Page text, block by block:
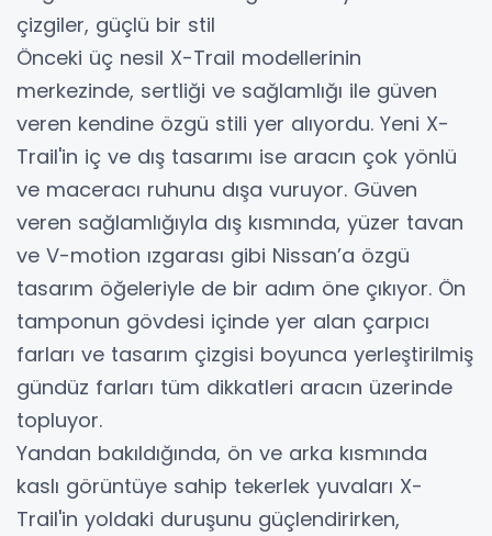
çizgiler, güçlü bir stil
Önceki üç nesil X-Trail modellerinin
merkezinde, sertliği ve sağlamlığı ile güven
veren kendine özgü stili yer alıyordu. Yeni X-
Trail'in iç ve dış tasarımı ise aracın çok yönlü
ve maceracı ruhunu dışa vuruyor. Güven
veren sağlamlığıyla dış kısmında, yüzer tavan
ve V-motion ızgarası gibi Nissan’a özgü
tasarım öğeleriyle de bir adım öne çıkıyor. Ön
tamponun gövdesi içinde yer alan çarpıcı
farları ve tasarım çizgisi boyunca yerleştirilmiş
gündüz farları tüm dikkatleri aracın üzerinde
topluyor.
Yandan bakıldığında, ön ve arka kısmında
kaslı görüntüye sahip tekerlek yuvaları X-
Trail'in yoldaki duruşunu güçlendirirken,